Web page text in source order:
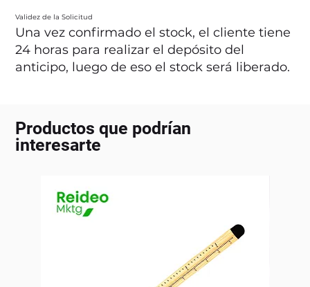
Validez de la Solicitud
Una vez confirmado el stock, el cliente tiene
24 horas para realizar el depósito del
anticipo, luego de eso el stock será liberado.
Productos que podrían
interesarte